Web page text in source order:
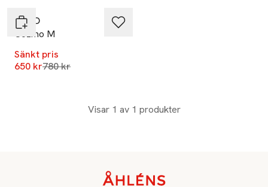
ECCO
Cozmo M
Sänkt pris
650 krLägsta pris 30 dagar
780 kr
Visar 1 av 1 produkter